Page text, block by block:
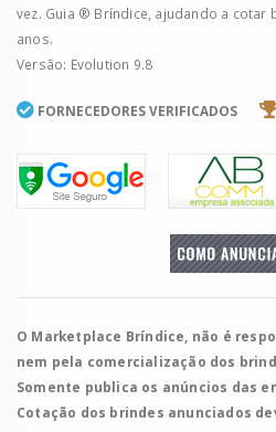
vez. Guia ® Bríndice, ajudando a cotar
anos.
Versão: Evolution 9.8
FORNECEDORES VERIFICADOS
O Marketplace Bríndice, não é
nem pela comercialização dos
Somente publica os anúncios das
Cotação dos brindes anunciados